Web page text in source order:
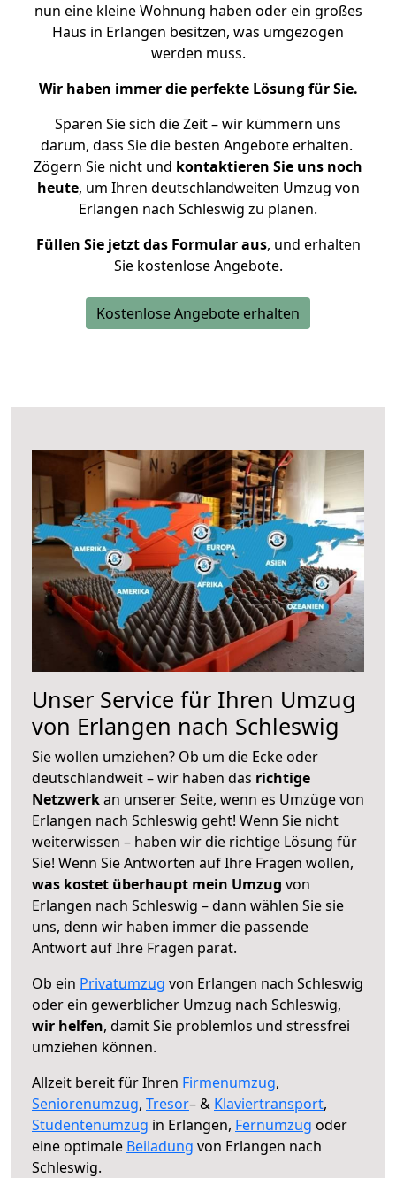
nun eine kleine Wohnung haben oder ein großes
Haus in Erlangen besitzen, was umgezogen
werden muss.
Wir haben immer die perfekte Lösung für Sie.
Sparen Sie sich die Zeit – wir kümmern uns
darum, dass Sie die besten Angebote erhalten.
Zögern Sie nicht und kontaktieren Sie uns noch
heute, um Ihren deutschlandweiten Umzug von
Erlangen nach Schleswig zu planen.
Füllen Sie jetzt das Formular aus, und erhalten
Sie kostenlose Angebote.
Kostenlose Angebote erhalten
Unser Service für Ihren Umzug
von Erlangen nach Schleswig
Sie wollen umziehen? Ob um die Ecke oder
deutschlandweit – wir haben das richtige
Netzwerkan unserer Seite, wenn es Umzüge von
Erlangen nach Schleswig geht! Wenn Sie nicht
weiterwissen – haben wir die richtige Lösung für
Sie! Wenn Sie Antworten auf Ihre Fragen wollen,
was kostet überhaupt mein Umzug von
Erlangen nach Schleswig – dann wählen Sie sie
uns, denn wir haben immer die passende
Antwort auf Ihre Fragen parat.
Ob ein Privatumzug von Erlangen nach Schleswig
oder ein gewerblicher Umzug nach Schleswig,
wir helfen, damit Sie problemlos und stressfrei
umziehen können.
Allzeit bereit für Ihren Firmenumzug,
Seniorenumzug, Tresor– & Klaviertransport,
Studentenumzug in Erlangen, Fernumzug oder
eine optimale Beiladung von Erlangen nach
Schleswig.